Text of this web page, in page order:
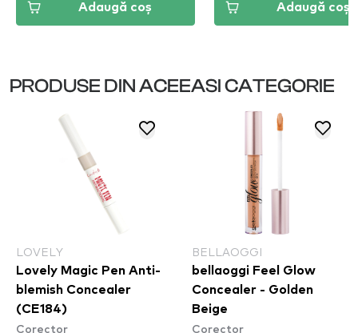
Adaugă coș Adaugă coș
PRODUSE DIN ACEEASI CATEGORIE
LOVELY
Lovely Magic Pen Anti-
blemish Concealer
(CE184)
Corector
BELLAOGGI
bellaoggi Feel Glow
Concealer - Golden
Beige
Corector